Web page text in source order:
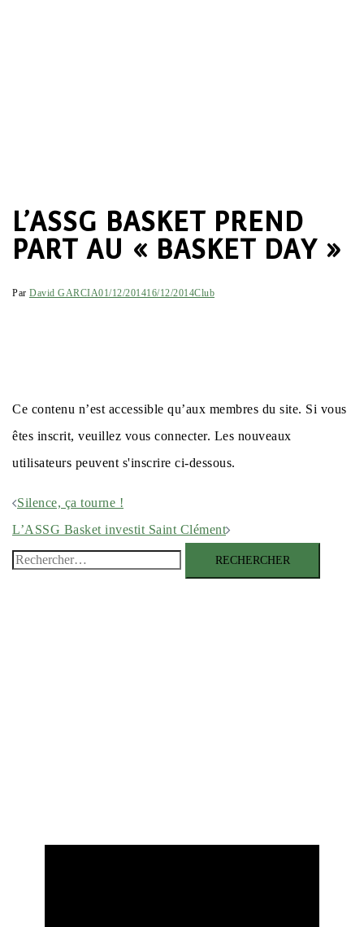
L’ASSG BASKET PREND
PART AU « BASKET DAY »
Par David GARCIA01/12/201416/12/2014Club
Ce contenu n’est accessible qu’aux membres du site. Si vous
êtes inscrit, veuillez vous connecter. Les nouveaux
utilisateurs peuvent s'inscrire ci-dessous.
NAVIGATION
Silence, ça tourne !
L’ASSG Basket investit Saint Clément
Rechercher :